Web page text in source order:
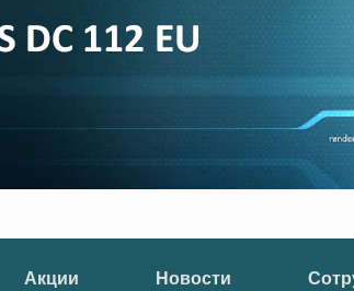
Акции Новости